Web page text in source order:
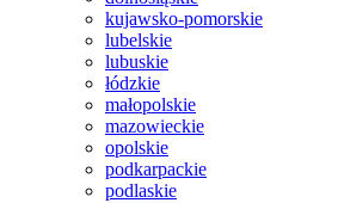
kujawsko-pomorskie
lubelskie
lubuskie
łódzkie
małopolskie
mazowieckie
opolskie
podkarpackie
podlaskie